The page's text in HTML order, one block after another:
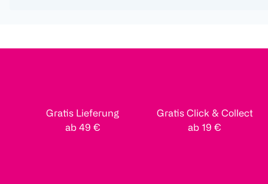
Gratis Lieferung
ab 49 €
Gratis Click & Collect
ab 19 €